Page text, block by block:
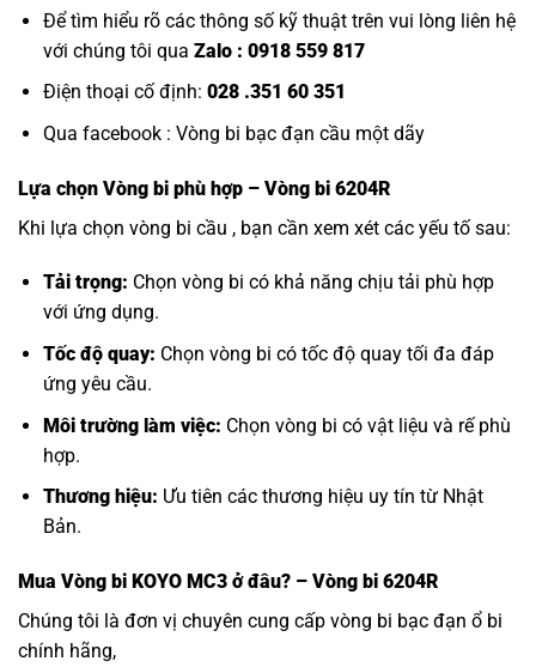
Để tìm hiểu rõ các thông số kỹ thuật trên vui lòng liên hệ
với chúng tôi qua Zalo : 0918 559 817
Điện thoại cố định: 028 .351 60 351
Qua facebook : Vòng bi bạc đạn cầu một dãy
Lựa chọn Vòng bi phù hợp – Vòng bi 6204R
Khi lựa chọn vòng bi cầu , bạn cần xem xét các yếu tố sau:
Tải trọng: Chọn vòng bi có khả năng chịu tải phù hợp
với ứng dụng.
Tốc độ quay: Chọn vòng bi có tốc độ quay tối đa đáp
ứng yêu cầu.
Môi trường làm việc: Chọn vòng bi có vật liệu và rế phù
hợp.
Thương hiệu: Ưu tiên các thương hiệu uy tín từ Nhật
Bản.
Mua Vòng bi KOYO MC3 ở đâu? – Vòng bi 6204R
Chúng tôi là đơn vị chuyên cung cấp vòng bi bạc đạn ổ bi
chính hãng,